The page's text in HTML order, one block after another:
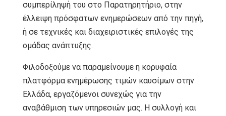
συμπερίληψή του στο Παρατηρητήριο, στην
έλλειψη πρόσφατων ενημερώσεων από την πηγή,
ή σε τεχνικές και διαχειριστικές επιλογές της
ομάδας ανάπτυξης.
Φιλοδοξούμε να παραμείνουμε η κορυφαία
πλατφόρμα ενημέρωσης τιμών καυσίμων στην
Ελλάδα, εργαζόμενοι συνεχώς για την
αναβάθμιση των υπηρεσιών μας. Η συλλογή και